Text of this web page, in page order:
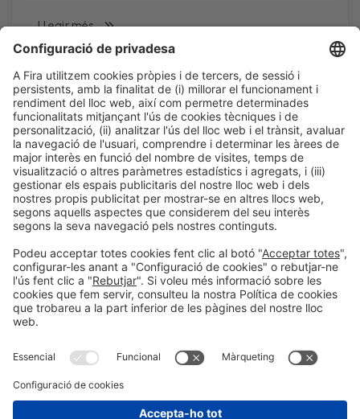
LLegir més
Informació legalAvís legal Política de privacitatPolítica de cookies
a les xarxes socials